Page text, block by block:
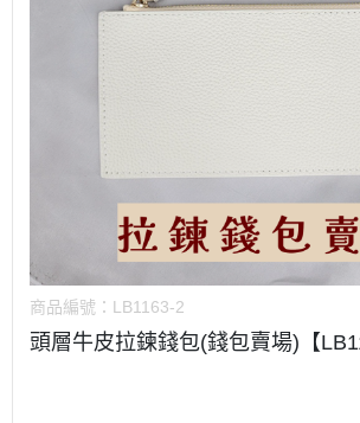
商品編號： LB1163-2
頭層牛皮拉鍊錢包(錢包賣場)【